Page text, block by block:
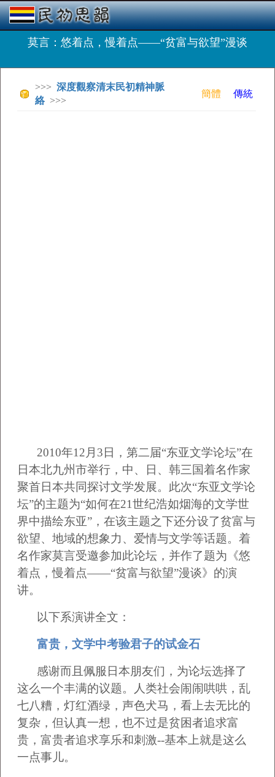
莫言：悠着点，慢着点——“贫富与欲望”漫谈
>>> 深度觀察清末民初精神脈
絡 >>>
簡體 傳統
2010年12月3日，第二届“东亚文学论坛”在
日本北九州市举行，中、日、韩三国着名作家
聚首日本共同探讨文学发展。此次“东亚文学论
坛”的主题为“如何在21世纪浩如烟海的文学世
界中描绘东亚”，在该主题之下还分设了贫富与
欲望、地域的想象力、爱情与文学等话题。着
名作家莫言受邀参加此论坛，并作了题为《悠
着点，慢着点——“贫富与欲望”漫谈》的演
讲。
以下系演讲全文：
富贵，文学中考验君子的试金石
感谢而且佩服日本朋友们，为论坛选择了
这么一个丰满的议题。人类社会闹闹哄哄，乱
七八糟，灯红酒绿，声色犬马，看上去无比的
复杂，但认真一想，也不过是贫困者追求富
贵，富贵者追求享乐和刺激--基本上就是这么
一点事儿。